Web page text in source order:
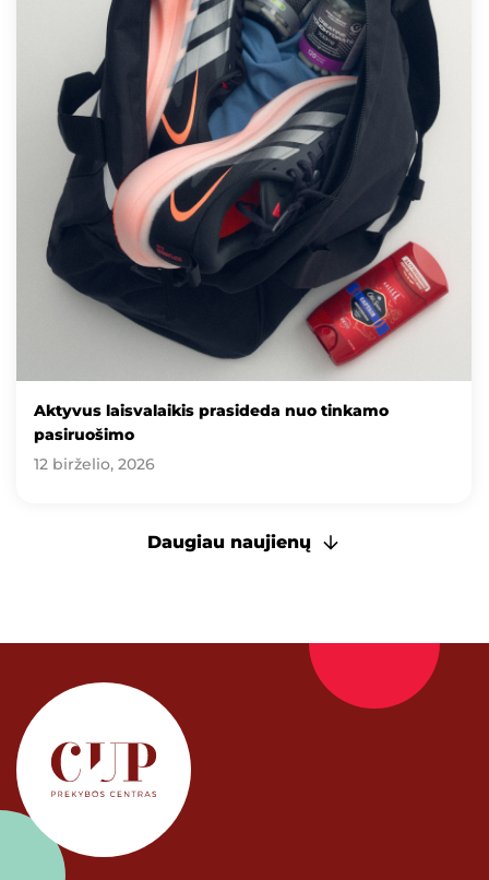
Aktyvus laisvalaikis prasideda nuo tinkamo
pasiruošimo
12 birželio, 2026
Daugiau naujienų